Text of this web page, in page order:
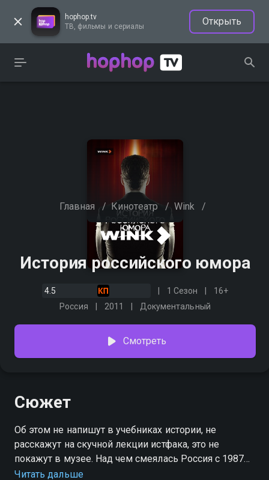
hophop.tv
ТВ, фильмы и сериалы
Открыть
Главная / Кинотеатр / Wink /
История российского юмора
4.5 1 Сезон
16+
Россия
2011 Документальный
Смотреть
Сюжет
Об этом не напишут в учебниках истории, не
расскажут на скучной лекции истфака, это не
покажут в музее. Над чем смеялась Россия с 1987
года по наши дни.
Читать дальше